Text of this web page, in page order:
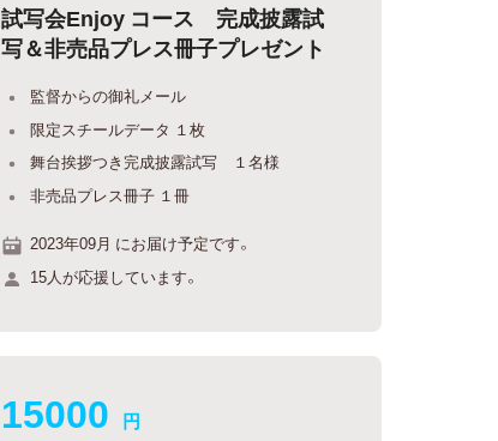
試写会Enjoy コース 完成披露試
写＆非売品プレス冊子プレゼント
監督からの御礼メール
限定スチールデータ １枚
舞台挨拶つき完成披露試写 １名様
非売品プレス冊子 １冊
2023年09月 にお届け予定です。
15人が応援しています。
15000 円